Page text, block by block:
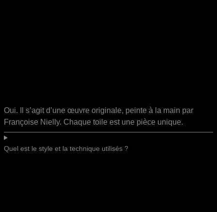
Oui. Il s’agit d’une œuvre originale, peinte à la main par
Françoise Nielly. Chaque toile est une pièce unique.
Quel est le style et la technique utilisés ?